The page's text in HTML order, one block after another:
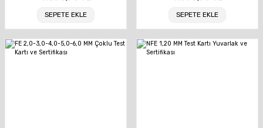
SEPETE EKLE SEPETE EKLE